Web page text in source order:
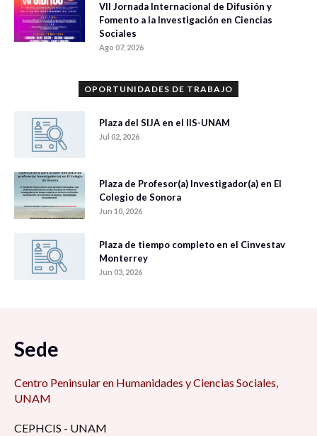
VII Jornada Internacional de Difusión y
Fomento a la Investigación en Ciencias
Sociales
Ago 07, 2026
OPORTUNIDADES DE TRABAJO
Plaza del SIJA en el IIS-UNAM
Jul 02, 2026
Plaza de Profesor(a) Investigador(a) en El
Colegio de Sonora
Jun 10, 2026
Plaza de tiempo completo en el Cinvestav
Monterrey
Jun 03, 2026
Sede
Centro Peninsular en Humanidades y Ciencias Sociales,
UNAM
CEPHCIS - UNAM